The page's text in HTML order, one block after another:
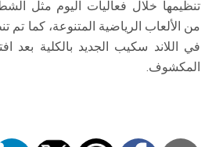
تنظيمها خلال فعاليات اليوم مثل
من الألعاب الرياضية المتنوعة، كما تم
في اللاند سكيب الجديد بالكلية بعد
المكشوف.